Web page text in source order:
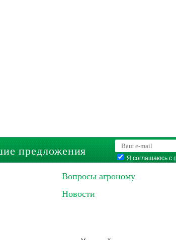
предложения
Я соглашаюсь с
Вопросы агроному
Новости